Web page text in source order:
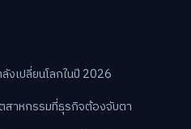
งเปลี่ยนโลกในปี 2026
สาหกรรมที่ธุรกิจต้องจับตา